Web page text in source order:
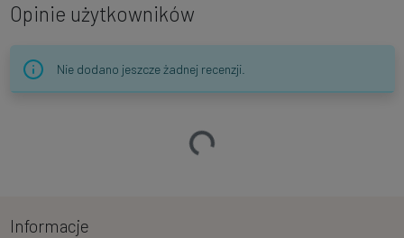
Opinie użytkowników
Nie dodano jeszcze żadnej recenzji.
Ładowanie…
Informacje